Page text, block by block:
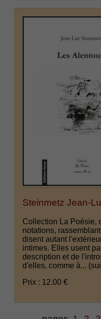
Steinmetz Jean-
Collection La Poésie,
notations,
disent autant
intimes. Elles usent
description et de
d'elles, comme à...
Prix : 12.00 €